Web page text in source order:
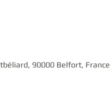
90000 Belfort, France